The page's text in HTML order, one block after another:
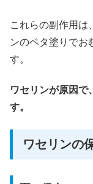
これらの副作用は
ンのベタ塗りでお
す。
ワセリンが原因で
す。
ワセリンの